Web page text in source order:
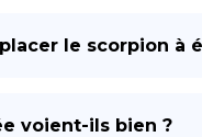
le scorpion à
voient-ils bien ?